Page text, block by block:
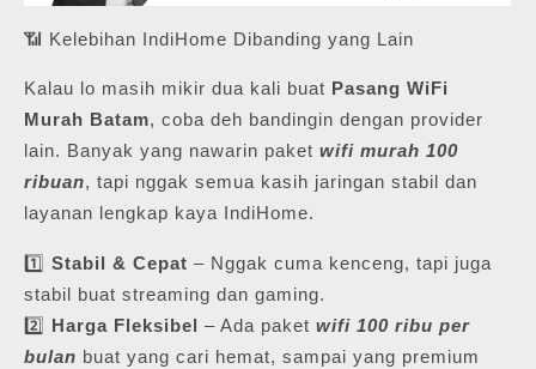
📶 Kelebihan IndiHome Dibanding yang Lain
Kalau lo masih mikir dua kali buat Pasang WiFi
Murah Batam, coba deh bandingin dengan provider
lain. Banyak yang nawarin paket wifi murah 100
ribuan, tapi nggak semua kasih jaringan stabil dan
layanan lengkap kaya IndiHome.
1️⃣ Stabil & Cepat – Nggak cuma kenceng, tapi juga
stabil buat streaming dan gaming.
2️⃣ Harga Fleksibel – Ada paket wifi 100 ribu per
bulan buat yang cari hemat, sampai yang premium